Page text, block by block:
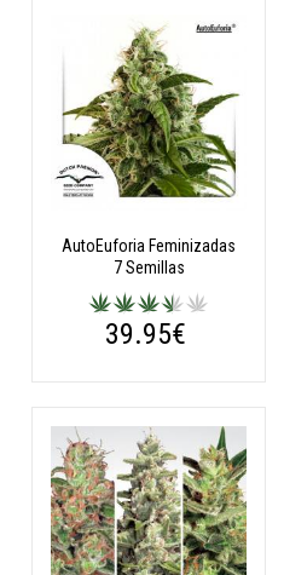
AutoEuforia Feminizadas
7 Semillas
39.95€